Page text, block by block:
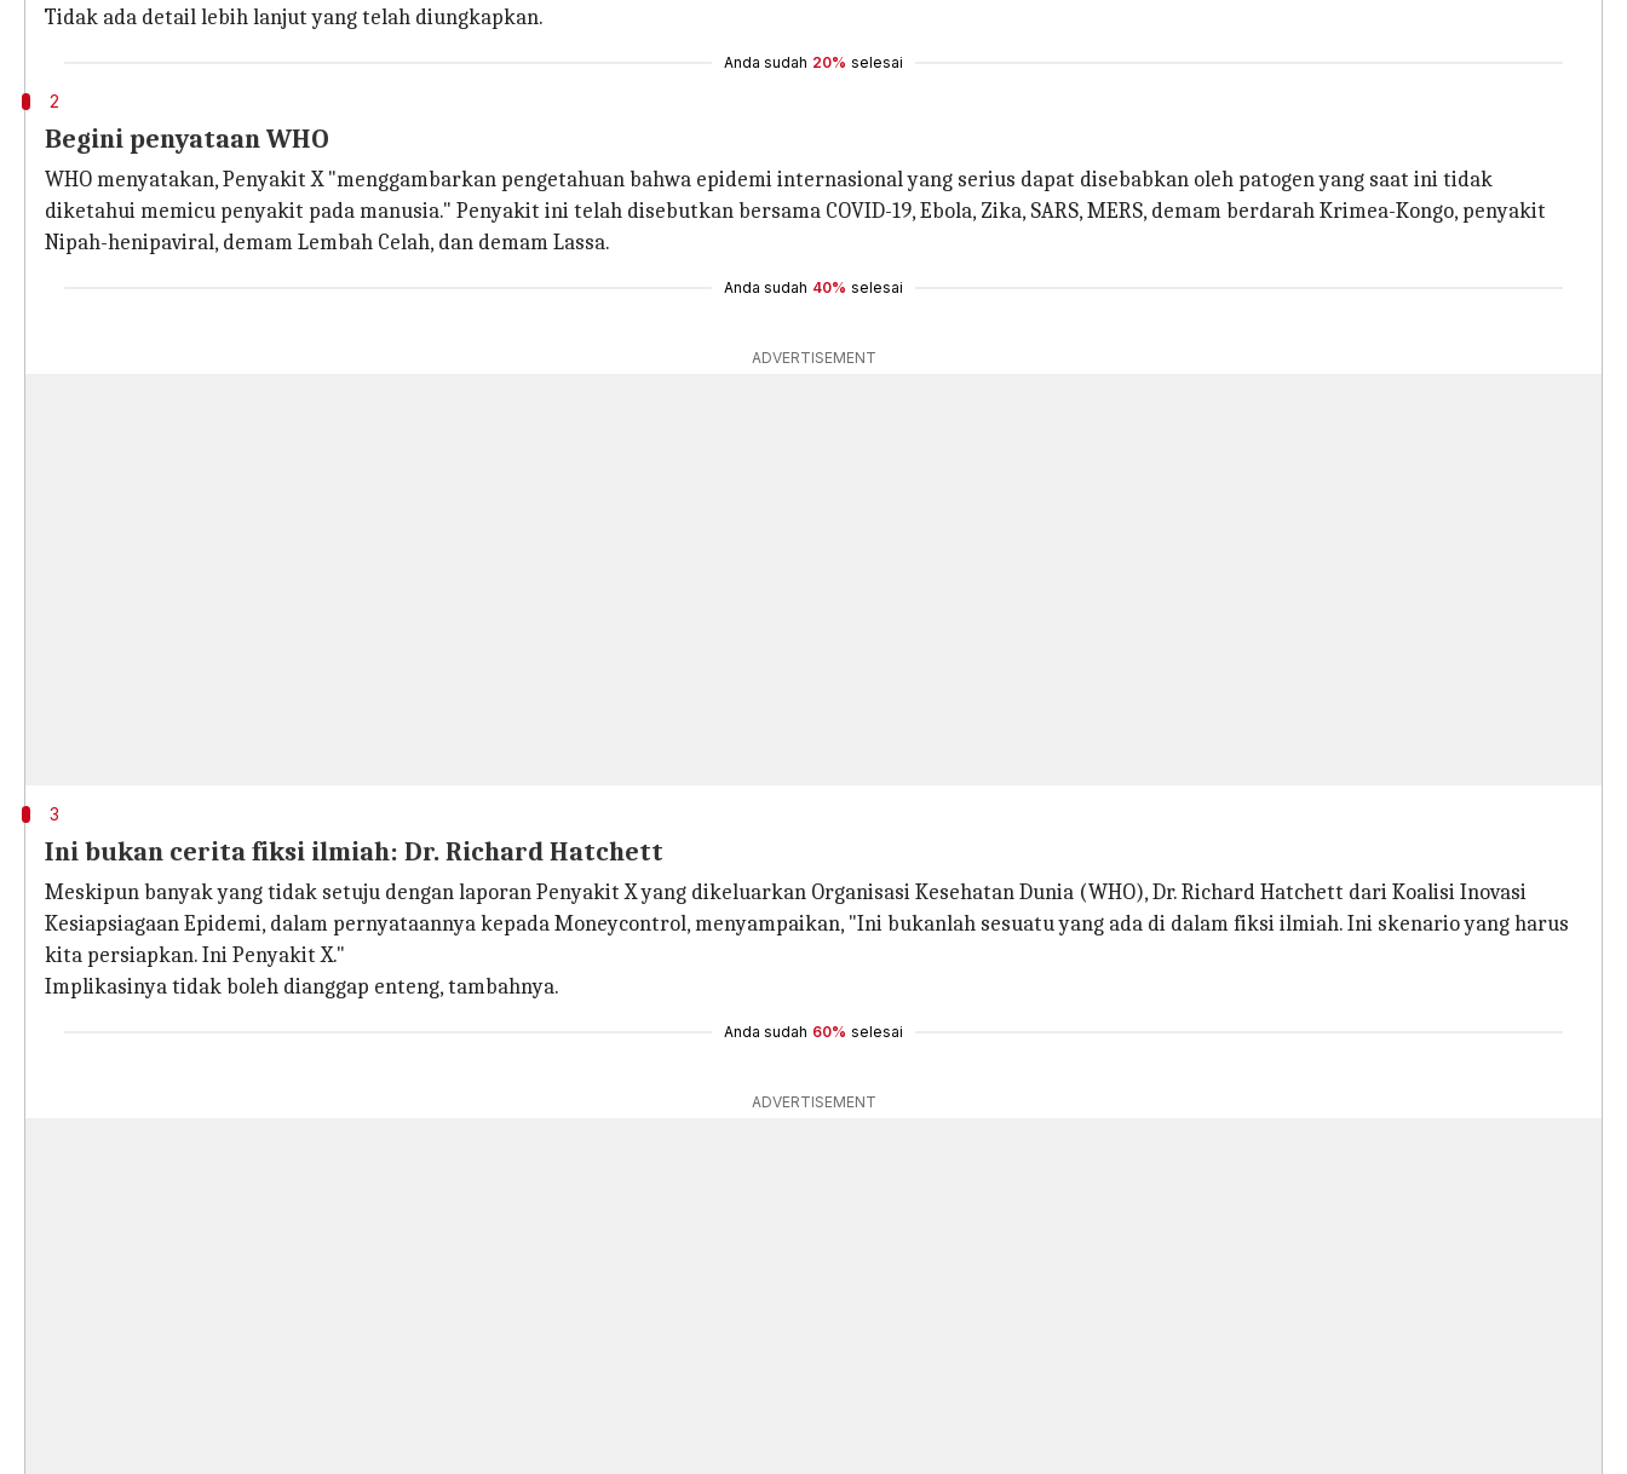
Tidak ada detail lebih lanjut yang telah diungkapkan.
Anda sudah 20% selesai
2
Begini penyataan WHO
WHO menyatakan, Penyakit X "menggambarkan pengetahuan bahwa epidemi internasional yang serius dapat disebabkan oleh patogen yang saat ini tidak
diketahui memicu penyakit pada manusia." Penyakit ini telah disebutkan bersama COVID-19, Ebola, Zika, SARS, MERS, demam berdarah Krimea-Kongo, penyakit
Nipah-henipaviral, demam Lembah Celah, dan demam Lassa.
Anda sudah 40% selesai
ADVERTISEMENT
3
Ini bukan cerita fiksi ilmiah: Dr. Richard Hatchett
Meskipun banyak yang tidak setuju dengan laporan Penyakit X yang dikeluarkan Organisasi Kesehatan Dunia (WHO), Dr. Richard Hatchett dari Koalisi Inovasi
Kesiapsiagaan Epidemi, dalam pernyataannya kepada Moneycontrol, menyampaikan, "Ini bukanlah sesuatu yang ada di dalam fiksi ilmiah. Ini skenario yang harus
kita persiapkan. Ini Penyakit X."
Implikasinya tidak boleh dianggap enteng, tambahnya.
Anda sudah 60% selesai
ADVERTISEMENT